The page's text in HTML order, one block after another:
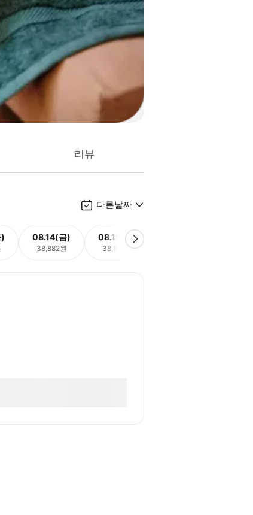
리뷰
다른날짜
08.14(금)
38,882원
08.15(토)
38,882원